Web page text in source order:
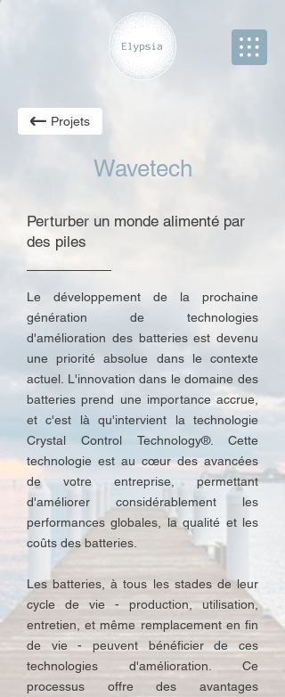
Projets
Wavetech
Perturber un monde alimenté par
des piles
Le développement de la prochaine
génération de technologies
d'amélioration des batteries est devenu
une priorité absolue dans le contexte
actuel. L'innovation dans le domaine des
batteries prend une importance accrue,
et c'est là qu'intervient la technologie
Crystal Control Technology®. Cette
technologie est au cœur des avancées
de votre entreprise, permettant
d'améliorer considérablement les
performances globales, la qualité et les
coûts des batteries.
Les batteries, à tous les stades de leur
cycle de vie - production, utilisation,
entretien, et même remplacement en fin
de vie - peuvent bénéficier de ces
technologies d'amélioration. Ce
processus offre des avantages